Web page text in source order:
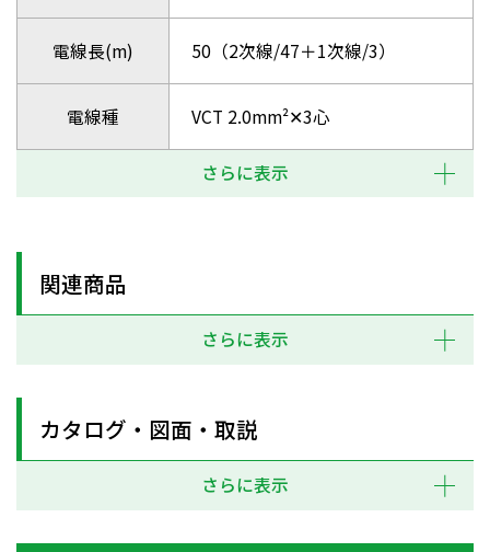
電線長(m) 50（2次線/47＋1次線/3）
電線種 VCT 2.0mm²✕3心
さらに表示
関連商品
さらに表示
カタログ・図面・取説
さらに表示